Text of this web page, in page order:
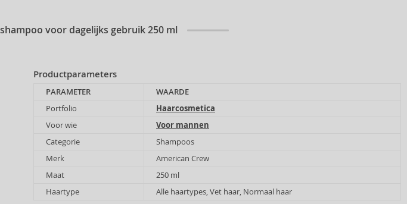
voor dagelijks gebruik 250 ml
Productparameters
PARAMETER
WAARDE
Portfolio
Haarcosmetica
Voor wie
Voor mannen
Categorie
Shampoos
Merk
American Crew
Maat
250 ml
Haartype
Alle haartypes, Vet haar, Normaal haar